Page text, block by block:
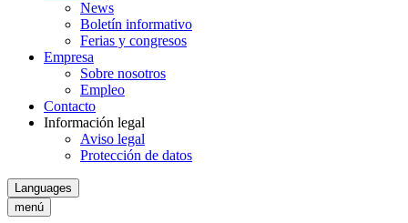
News
Boletín informativo
Ferias y congresos
Empresa
Sobre nosotros
Empleo
Contacto
Información legal
Aviso legal
Protección de datos
Languages
menú